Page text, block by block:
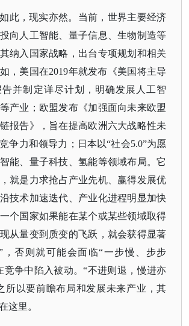
此，现实亦然。当前，世界主要经济
向人工智能、量子信息、生物制造等
纳入国家战略，出台专项规划和相关
，美国在2019年就发布《美国将主导
并制定详尽计划，明确发展人工智
产业；欧盟发布《加强面向未来欧盟
报告》，旨在提高欧洲六大战略性未
争力和领导力；日本以“社会5.0”为愿
能、量子科技、氢能等领域布局。它
就是力求抢占产业先机、赢得发展优
技术加速迭代、产业化进程明显加快
个国家如果能在某个或某些领域取得
从量变到质变的飞跃，就会获得显著
，否则就可能会面临“一步慢、步步
竞争中陷入被动。“不进则退，慢进亦
所以要前瞻布局和发展未来产业，其
这里。